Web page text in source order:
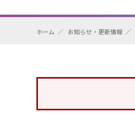
ホーム お知らせ・更新情報